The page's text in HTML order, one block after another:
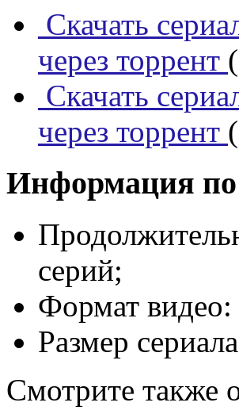
Скачать
через торрент
Скачать
через торрент
Информация по
серий;
Формат видео:
Размер
Смотрите также